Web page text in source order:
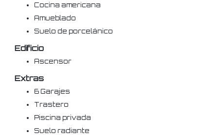
Cocina americana
Amueblado
Suelo de porcelánico
Edificio
Ascensor
Extras
6 Garajes
Trastero
Piscina privada
Suelo radiante